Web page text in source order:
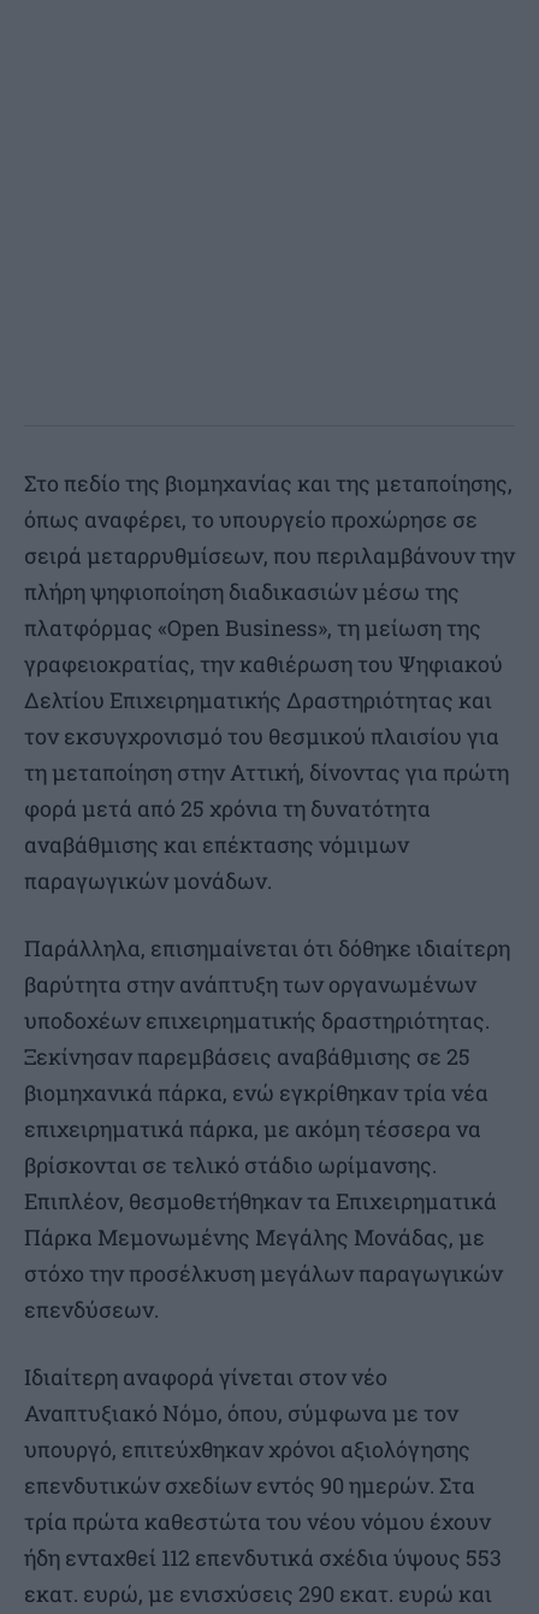
Στο πεδίο της βιομηχανίας και της μεταποίησης,
όπως αναφέρει, το υπουργείο προχώρησε σε
σειρά μεταρρυθμίσεων, που περιλαμβάνουν την
πλήρη ψηφιοποίηση διαδικασιών μέσω της
πλατφόρμας «Open Business», τη μείωση της
γραφειοκρατίας, την καθιέρωση του Ψηφιακού
Δελτίου Επιχειρηματικής Δραστηριότητας και
τον εκσυγχρονισμό του θεσμικού πλαισίου για
τη μεταποίηση στην Αττική, δίνοντας για πρώτη
φορά μετά από 25 χρόνια τη δυνατότητα
αναβάθμισης και επέκτασης νόμιμων
παραγωγικών μονάδων.
Παράλληλα, επισημαίνεται ότι δόθηκε ιδιαίτερη
βαρύτητα στην ανάπτυξη των οργανωμένων
υποδοχέων επιχειρηματικής δραστηριότητας.
Ξεκίνησαν παρεμβάσεις αναβάθμισης σε 25
βιομηχανικά πάρκα, ενώ εγκρίθηκαν τρία νέα
επιχειρηματικά πάρκα, με ακόμη τέσσερα να
βρίσκονται σε τελικό στάδιο ωρίμανσης.
Επιπλέον, θεσμοθετήθηκαν τα Επιχειρηματικά
Πάρκα Μεμονωμένης Μεγάλης Μονάδας, με
στόχο την προσέλκυση μεγάλων παραγωγικών
επενδύσεων.
Ιδιαίτερη αναφορά γίνεται στον νέο
Αναπτυξιακό Νόμο, όπου, σύμφωνα με τον
υπουργό, επιτεύχθηκαν χρόνοι αξιολόγησης
επενδυτικών σχεδίων εντός 90 ημερών. Στα
τρία πρώτα καθεστώτα του νέου νόμου έχουν
ήδη ενταχθεί 112 επενδυτικά σχέδια ύψους 553
εκατ. ευρώ, με ενισχύσεις 290 εκατ. ευρώ και